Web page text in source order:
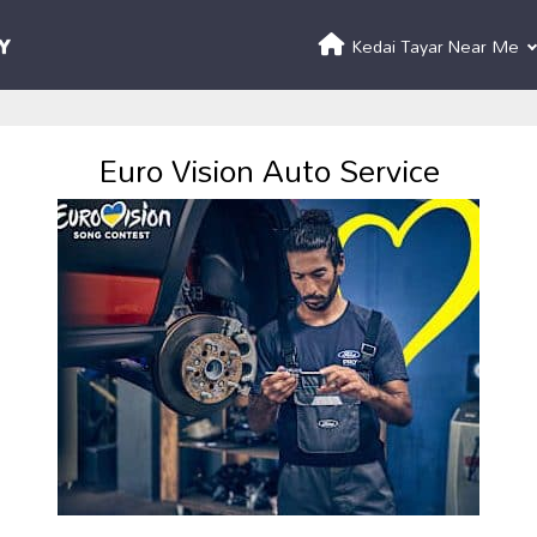
Kedai Tayar Near Me
Euro Vision Auto Service